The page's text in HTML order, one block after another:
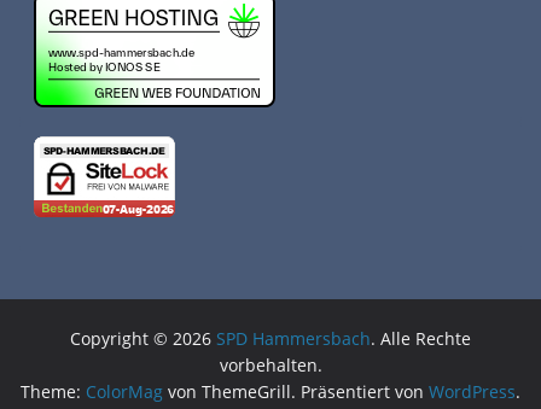
Copyright © 2026 SPD Hammersbach. Alle Rechte
vorbehalten.
Theme: ColorMag von ThemeGrill. Präsentiert von WordPress.